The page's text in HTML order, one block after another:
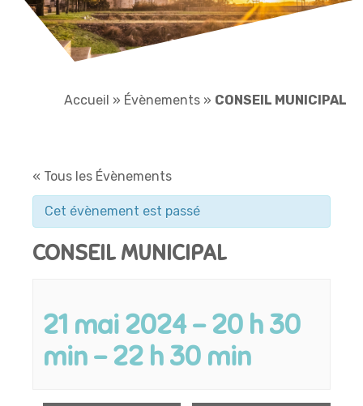
Accueil » Évènements » CONSEIL MUNICIPAL
« Tous les Évènements
Cet évènement est passé
CONSEIL MUNICIPAL
21 mai 2024 - 20 h 30
min-22 h 30 min